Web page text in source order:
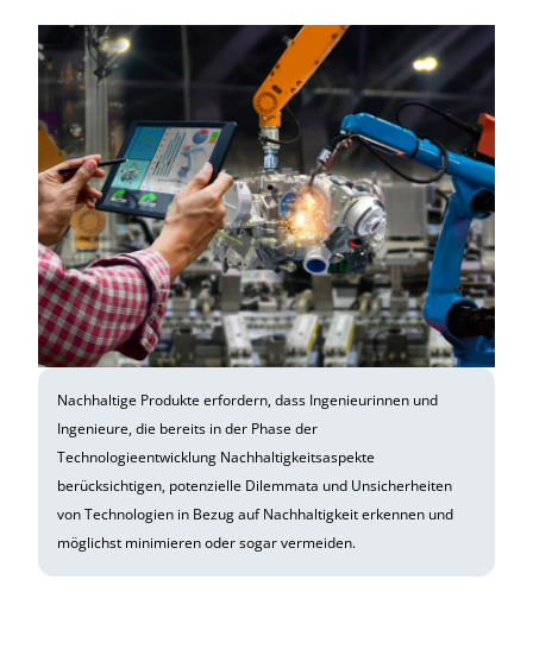
Nachhaltige Produkte erfordern, dass Ingenieurinnen und
Ingenieure, die bereits in der Phase der
Technologieentwicklung Nachhaltigkeitsaspekte
berücksichtigen, potenzielle Dilemmata und Unsicherheiten
von Technologien in Bezug auf Nachhaltigkeit erkennen und
möglichst minimieren oder sogar vermeiden.